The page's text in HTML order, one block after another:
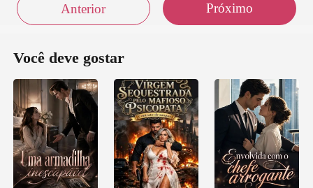
Anterior Próximo
Você deve gostar